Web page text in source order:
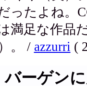
ったよね。
満足な作品
。 / azzurri (
ーゲン